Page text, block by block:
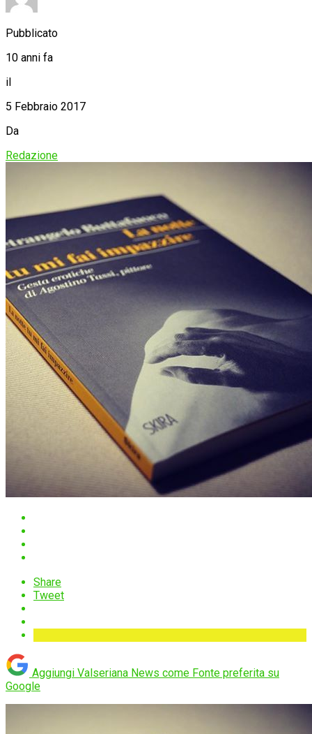
Pubblicato
10 anni fa
il
5 Febbraio 2017
Da
Redazione
Share
Tweet
Aggiungi Valseriana News come Fonte preferita su
Google